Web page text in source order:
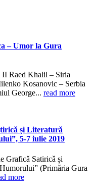
– Umor la Gura
II Raed Khalil – Siria
Kosanovic – Serbia
George... read more
și Literaturǎ
5-7 iulie 2019
Graficǎ Satiricǎ și
(Primǎria Gura
more